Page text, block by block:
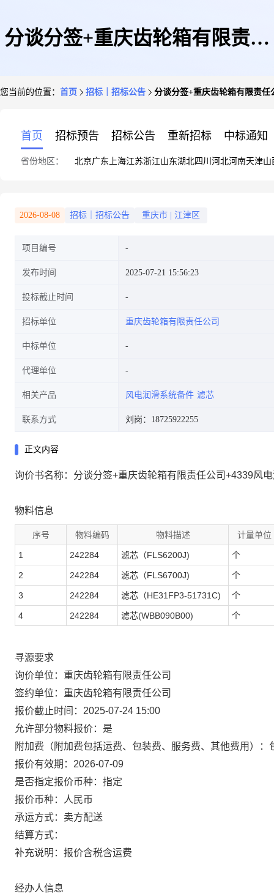
分谈分签+重庆齿轮箱有限责任
您当前的位置： 首页 招标｜招标公告 分谈分签+重庆齿轮箱有限责任
首页 招标预告 招标公告 重新招标 中标通知
省份地区： 北京广东 上海江苏浙江山东湖北四川 河北河南天津山
2026-08-08 招标｜招标公告 重庆市 江津区
项目编号
发布时间 2025-07-21 15:56:23
投标截止时间
招标单位 重庆齿轮箱有限责任公司
中标单位
代理单位
相关产品 风电润滑系统备件 滤芯
联系方式 刘岗：18725922255
正文内容
询价书名称：分谈分签+重庆齿轮箱有限责任公司+4339风
物料信息
序号 物料编码 物料描述 计量单位
1 242284 滤芯（FLS6200J) 个
2 242284 滤芯（FLS6700J) 个
3 242284 滤芯（HE31FP3-51731C) 个
4 242284 滤芯(WBB090B00) 个
寻源要求
询价单位：重庆齿轮箱有限责任公司
签约单位：重庆齿轮箱有限责任公司
报价截止时间：2025-07-24 15:00
允许部分物料报价：是
附加费（附加费包括运费、包装费、服务费、其他费用）：
报价有效期：2026-07-09
是否指定报价币种：指定
报价币种：人民币
承运方式：卖方配送
结算方式：
补充说明：报价含税含运费
经办人信息